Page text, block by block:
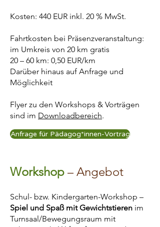
Kosten: 440 EUR inkl. 20 % MwSt.
Fahrtkosten bei Präsenzveranstaltung:
im Umkreis von 20 km gratis
20 – 60 km: 0,50 EUR/km
Darüber hinaus auf Anfrage und
Möglichkeit
Flyer zu den Workshops & Vorträgen
sind im Downloadbereich.
Anfrage für Pädagog*innen-Vortrag
Workshop – Angebot
Schul- bzw. Kindergarten-Workshop –
Spiel und Spaß mit Gewichtstieren im
Turnsaal/Bewegungsraum mit